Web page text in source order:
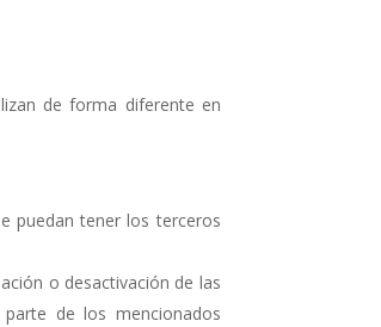
de forma diferente en
puedan tener los terceros
o desactivación de las
de los mencionados